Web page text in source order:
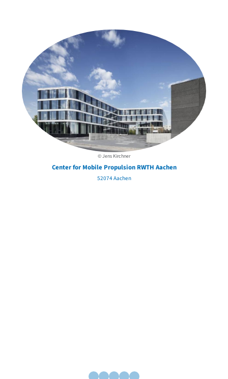
© Jens Kirchner
Center for Mobile Propulsion RWTH Aachen
52074 Aachen